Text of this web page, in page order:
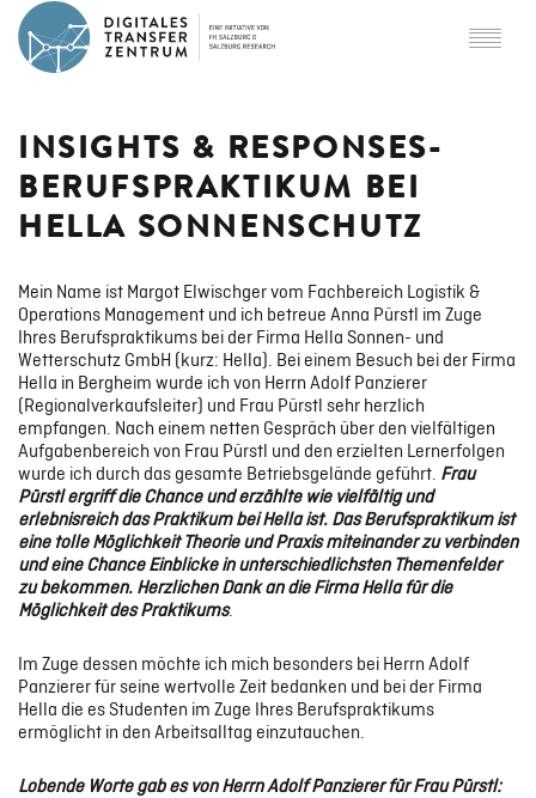
Partner
Digital Twins
Smart Logistics & Mobility
Digitale Geschäftsmodelle & Smart Services
Kollaborative Fertigung
ERGEBNISSE
INSIGHTS & RESPONSES-
BERUFSPRAKTIKUM BEI
HELLA SONNENSCHUTZ
Mein Name ist Margot Elwischger vom Fachbereich Logistik &
Operations Management und ich betreue Anna Pürstl im Zuge
Ihres Berufspraktikums bei der Firma Hella Sonnen- und
Wetterschutz GmbH (kurz: Hella). Bei einem Besuch bei der Firma
Hella in Bergheim wurde ich von Herrn Adolf Panzierer
(Regionalverkaufsleiter) und Frau Pürstl sehr herzlich
empfangen. Nach einem netten Gespräch über den vielfältigen
Aufgabenbereich von Frau Pürstl und den erzielten Lernerfolgen
wurde ich durch das gesamte Betriebsgelände geführt. Frau
Pürstl ergriff die Chance und erzählte wie vielfältig und
erlebnisreich das Praktikum bei Hella ist. Das Berufspraktikum ist
eine tolle Möglichkeit Theorie und Praxis miteinander zu verbinden
und eine Chance Einblicke in unterschiedlichsten Themenfelder
zu bekommen. Herzlichen Dank an die Firma Hella für die
Möglichkeit des Praktikums.
Im Zuge dessen möchte ich mich besonders bei Herrn Adolf
Panzierer für seine wertvolle Zeit bedanken und bei der Firma
Hella die es Studenten im Zuge Ihres Berufspraktikums
ermöglicht in den Arbeitsalltag einzutauchen.
Lobende Worte gab es von Herrn Adolf Panzierer für Frau Pürstl: